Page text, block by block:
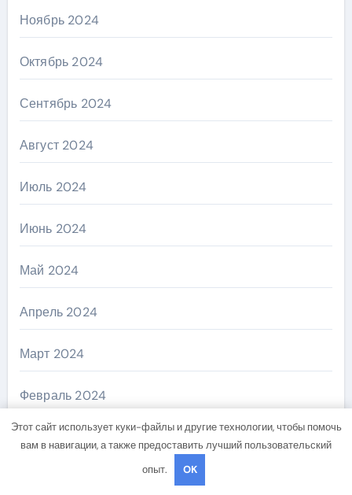
Ноябрь 2024
Октябрь 2024
Сентябрь 2024
Август 2024
Июль 2024
Июнь 2024
Май 2024
Апрель 2024
Март 2024
Февраль 2024
Ноябрь 2023
Этот сайт использует куки-файлы и другие технологии, чтобы помочь
вам в навигации, а также предоставить лучший пользовательский
опыт.
OK